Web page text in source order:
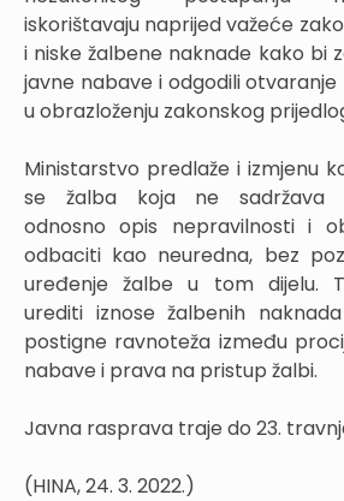
iskorištavaju naprijed važeće
i niske žalbene naknade kako bi
javne nabave i odgodili otvaranje
u obrazloženju zakonskog
Ministarstvo predlaže i izmjenu
se žalba koja ne sadržava
odnosno opis nepravilnosti i
odbaciti kao neuredna, bez
uređenje žalbe u tom dijelu.
urediti iznose žalbenih
postigne ravnoteža između
nabave i prava na pristup žalbi.
Javna rasprava traje do 23.
(HINA, 24. 3. 2022.)